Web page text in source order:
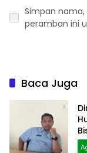
Simpan
peramban ini
Baca Juga